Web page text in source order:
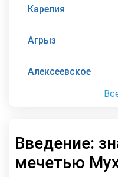
Карелия
Агрыз
Алексеевское
Введение:
мечетью